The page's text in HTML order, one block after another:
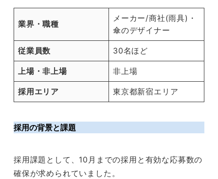
業界・職種
メーカー/商社(雨具)・
傘のデザイナー
従業員数 30名ほど
上場・非上場 非上場
採用エリア 東京都新宿エリア
採用の背景と課題
採用課題として、10月までの採用と有効な応募数の
確保が求められていました。